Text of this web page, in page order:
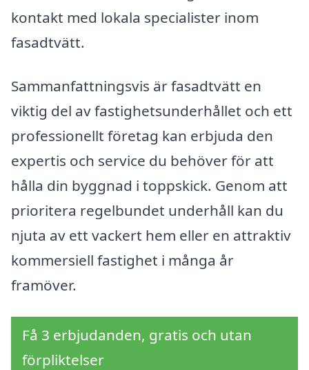
kontakt med lokala specialister inom
fasadtvätt.
Sammanfattningsvis är fasadtvätt en
viktig del av fastighetsunderhållet och ett
professionellt företag kan erbjuda den
expertis och service du behöver för att
hålla din byggnad i toppskick. Genom att
prioritera regelbundet underhåll kan du
njuta av ett vackert hem eller en attraktiv
kommersiell fastighet i många år
framöver.
Få 3 erbjudanden, gratis och utan
förpliktelser